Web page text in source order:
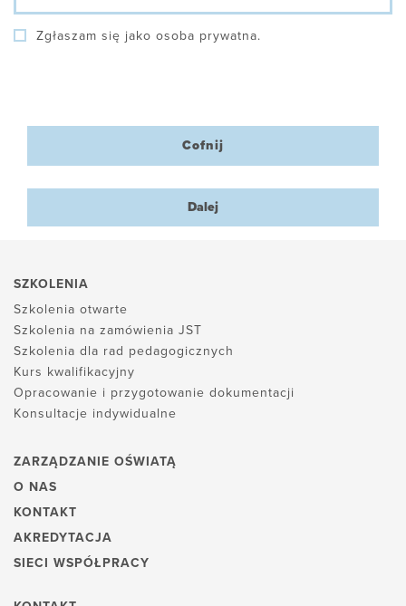
placówki
Zgłaszam się jako osoba prywatna.
Cofnij
Dalej
SZKOLENIA
Szkolenia otwarte
Szkolenia na zamówienia JST
Szkolenia dla rad pedagogicznych
Kurs kwalifikacyjny
Opracowanie i przygotowanie dokumentacji
Konsultacje indywidualne
ZARZĄDZANIE OŚWIATĄ
O NAS
KONTAKT
AKREDYTACJA
SIECI WSPÓŁPRACY